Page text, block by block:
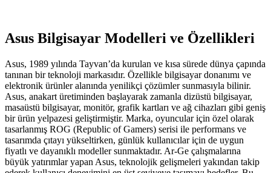
Asus Bilgisayar Modelleri ve Özellikleri
Asus, 1989 yılında Tayvan’da kurulan ve kısa sürede dünya çapında
tanınan bir teknoloji markasıdır. Özellikle bilgisayar donanımı ve
elektronik ürünler alanında yenilikçi çözümler sunmasıyla bilinir.
Asus, anakart üretiminden başlayarak zamanla dizüstü bilgisayar,
masaüstü bilgisayar, monitör, grafik kartları ve ağ cihazları gibi geniş
bir ürün yelpazesi geliştirmiştir. Marka, oyuncular için özel olarak
tasarlanmış ROG (Republic of Gamers) serisi ile performans ve
tasarımda çıtayı yükseltirken, günlük kullanıcılar için de uygun
fiyatlı ve dayanıklı modeller sunmaktadır. Ar-Ge çalışmalarına
büyük yatırımlar yapan Asus, teknolojik gelişmeleri yakından takip